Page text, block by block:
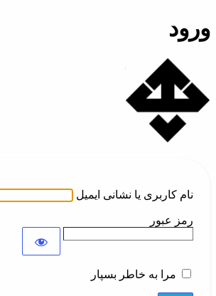
ورود
نام کاربری یا نشانی ایمیل
رمز عبور
مرا به خاطر بسپار